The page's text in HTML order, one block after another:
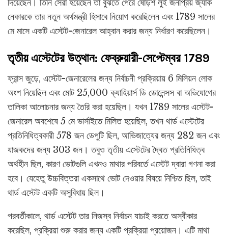
দিয়েছেন। তিনি সেরা হয়েছেন তা বুঝতে পেরে ষোড়শ লুই জনপ্রিয় জ্যাক
নেকারকে তার নতুন অর্থমন্ত্রী হিসাবে নিয়োগ করেছিলেন এবং 1789 সালের
মে মাসে একটি এস্টেট-জেনারেল আহ্বান করার জন্য নির্ধারণ করেছিলেন।
তৃতীয় এস্টেটের উত্থান: ফেব্রুয়ারী-সেপ্টেম্বর 1789
ফ্রান্স জুড়ে, এস্টেট-জেনারেলের জন্য নির্বাচনী প্রক্রিয়ায় 6 মিলিয়ন লোক
অংশ নিয়েছিল এবং মোট 25,000 ক্যাহিয়ার্স ডি ডোলেন্সস বা অভিযোগের
তালিকা আলোচনার জন্য তৈরি করা হয়েছিল। যখন 1789 সালের এস্টেট-
জেনারেল অবশেষে 5 মে ভার্সাইতে মিলিত হয়েছিল, তখন থার্ড এস্টেটের
প্রতিনিধিত্বকারী 578 জন ডেপুটি ছিল, আভিজাত্যের জন্য 282 জন এবং
যাজকদের জন্য 303 জন। তবুও তৃতীয় এস্টেটের দ্বৈত প্রতিনিধিত্ব
অর্থহীন ছিল, কারণ ভোটগুলি এখনও মাথার পরিবর্তে এস্টেট দ্বারা গণনা করা
হবে। যেহেতু উচ্চবিত্তরা একসাথে ভোট দেওয়ার বিষয়ে নিশ্চিত ছিল, তাই
থার্ড এস্টেট একটি অসুবিধায় ছিল।
পরবর্তীকালে, থার্ড এস্টেট তার নিজস্ব নির্বাচন যাচাই করতে অস্বীকার
করেছিল, প্রক্রিয়া শুরু করার জন্য একটি প্রক্রিয়া প্রয়োজন। এটি মাথা